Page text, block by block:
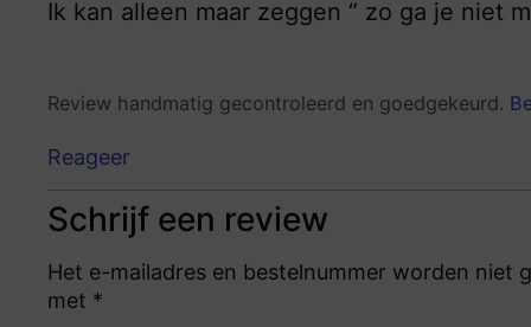
Ik kan alleen maar zeggen “ zo ga je niet
Review handmatig gecontroleerd en goedgekeurd.
Reageer
Schrijf een review
Het e-mailadres en bestelnummer worden niet
met *